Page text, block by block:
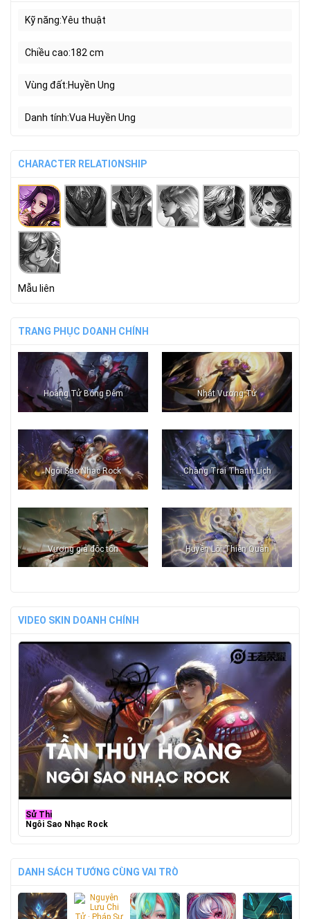
Kỹ năng Yêu thuật
Chiều cao 182 cm
Vùng đất Huyền Ung
Danh tính Vua Huyền Ung
CHARACTER RELATIONSHIP
Mẫu liên
TRANG PHỤC DOANH CHÍNH
Hoàng Tử Bóng Đêm Nhật Vương Tử
Ngôi Sao Nhạc Rock Chàng Trai Thanh Lịch
Vương giả độc tôn Huyền Lôi Thiên Quân
VIDEO SKIN DOANH CHÍNH
Sử Thi
Ngôi Sao Nhạc Rock
DANH SÁCH TƯỚNG CÙNG VAI TRÒ